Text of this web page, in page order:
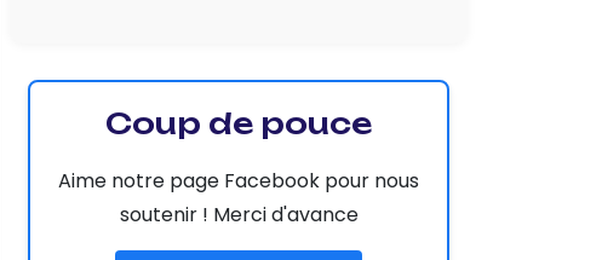
Coup de pouce
Aime notre page Facebook pour nous
soutenir ! Merci d'avance